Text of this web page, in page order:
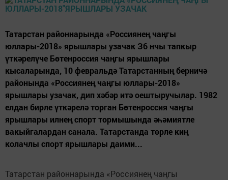
Татарстан районнарында «Россиянең чаңгы
юллары-2018» ярышлары узачак З6 нчы тапкыр
үткәрелүче Бөтенроссия чаңгы ярышлары
кысаларында, 10 февральдә Татарстанның берничә
районында «Россиянең чаңгы юллары-2018»
ярышлары узачак, дип хәбәр итә оештыручылар. 1982
елдан бирле үткәрелә торган Бөтенроссия чаңгы
ярышлары илнең спорт тормышында әһәмиятле
вакыйгалардан санала. Татарстанда төрле киң
колачлы спорт ярышлары даими...
Татарстан районнарында «Россиянең чаңгы